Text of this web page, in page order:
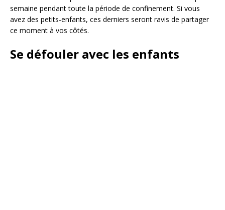
semaine pendant toute la période de confinement. Si vous
avez des petits-enfants, ces derniers seront ravis de partager
ce moment à vos côtés.
Se défouler avec les enfants